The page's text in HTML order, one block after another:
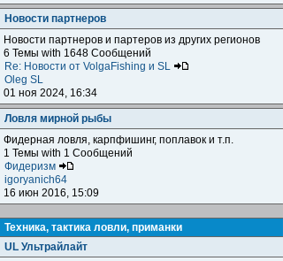
Новости партнеров
Новости партнеров и партеров из других регионов
6 Темы with 1648 Сообщений
Re: Новости от VolgaFishing и SL
Oleg SL
01 ноя 2024, 16:34
Ловля мирной рыбы
Фидерная ловля, карпфишинг, поплавок и т.п.
1 Темы with 1 Сообщений
Фидеризм
igoryanich64
16 июн 2016, 15:09
Техника, тактика ловли, приманки
UL Ультрайлайт